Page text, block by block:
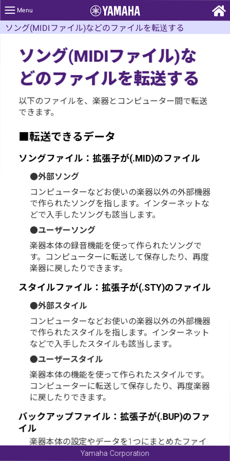
ソング(MIDIファイル)などのファイルを転送する
ソング(MIDIファイル)な
どのファイルを転送する
以下のファイルを、楽器とコンピューター間で転送
できます。
■転送できるデータ
ソングファイル：拡張子が(.MID)のファイル
●外部ソング
コンピューターなどお使いの楽器以外の外部機器
で作られたソングを指します。インターネットな
どで入手したソングも該当します。
●ユーザーソング
楽器本体の録音機能を使って作られたソングで
す。コンピューターに転送して保存したり、再度
楽器に戻したりできます。
スタイルファイル：拡張子が(.STY)のファイル
●外部スタイル
コンピューターなどお使いの楽器以外の外部機器
で作られたスタイルを指します。インターネット
などで入手したスタイルも該当します。
●ユーザースタイル
楽器本体の機能を使って作られたスタイルです。
コンピューターに転送して保存したり、再度楽器
に戻したりできます。
バックアップファイル：拡張子が(.BUP)のファ
イル
楽器本体の設定やデータを1つにまとめたファイ
ルです。コンピューターに転送して保存したり、
Yamaha Corporation